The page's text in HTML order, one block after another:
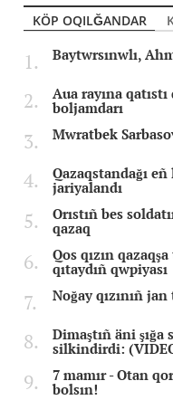
KÖP OQILĞANDAR
Baytwrsınwlı,
Aua rayına
boljamdarı
Mwratbek
Qazaqstandağı
jariyalandı
Orıstıñ bes
qazaq
Qos qızın
qıtaydıñ qwpiyası
Noğay qızınıñ
Dimaştıñ äni şığa
silkindirdi:
7 mamır - Otan
bolsın!